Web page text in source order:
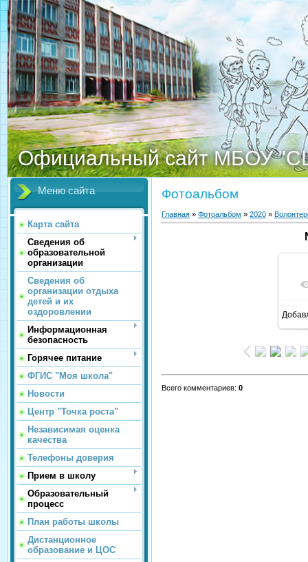
Официальный сайт МБОУ
Меню сайта
Карта сайта
Сведения об
образовательной
организации
Сведения об
организации отдыха
детей и их
оздоровлении
Информационная
безопасность
Горячее питание
ФГИС "Моя школа"
Новости
Центр "Точка роста"
Независимая оценка
качества
Телефоны доверия
Прием в школу
Образовательный
процесс
План работы школы
Дистанционное
образование и ЦОС
Фотоальбом
Главная » Фотоальбом » 2020 »
Всего комментариев: 0